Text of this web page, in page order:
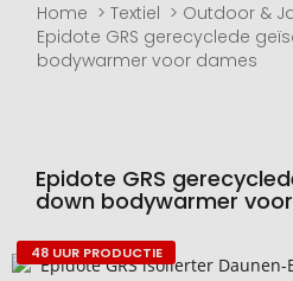
Home Textiel Outdoor &
Epidote GRS gerecyclede
bodywarmer voor dames
Epidote GRS
down bodywarmer
Naar
48 UUR PRODUCTIE